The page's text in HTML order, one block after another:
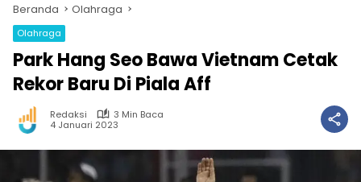
Beranda Olahraga
Olahraga
Park Hang Seo Bawa Vietnam Cetak
Rekor Baru Di Piala Aff
Redaksi
3 Min Baca
4 Januari 2023